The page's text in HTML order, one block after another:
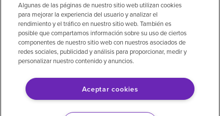
© 2026 Encompass Health Corporation
Preferencias de cookies
Aviso legal: Se tradujo con la ayuda de
inteligencia artificial (IA). La versión en inglés
Algunas de las páginas de nuestro sitio web utilizan cookies
para mejorar la experiencia del usuario y analizar el
rendimiento y el tráfico en nuestro sitio web. También es
posible que compartamos información sobre su uso de ciertos
componentes de nuestro sitio web con nuestros asociados de
redes sociales, publicidad y análisis para proporcionar, medir y
personalizar nuestro contenido y anuncios.
Aceptar cookies